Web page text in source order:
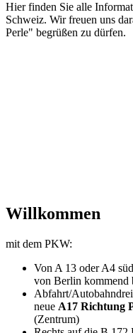
Hier finden Sie alle
Schweiz. Wir freuen uns
Perle" begrüßen zu dürfen.
Willkommen
mit dem PKW:
Von A 13 oder A4
von Berlin kommend
Abfahrt/
neue A17 Richtung
(Zentrum)